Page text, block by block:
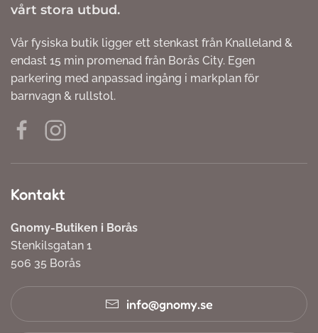
vårt stora utbud.
Vår fysiska butik ligger ett stenkast från Knalleland &
endast 15 min promenad från Borås City. Egen
parkering med anpassad ingång i markplan för
barnvagn & rullstol.
Kontakt
Gnomy-Butiken i Borås
Stenkilsgatan 1
506 35 Borås
info@gnomy.se